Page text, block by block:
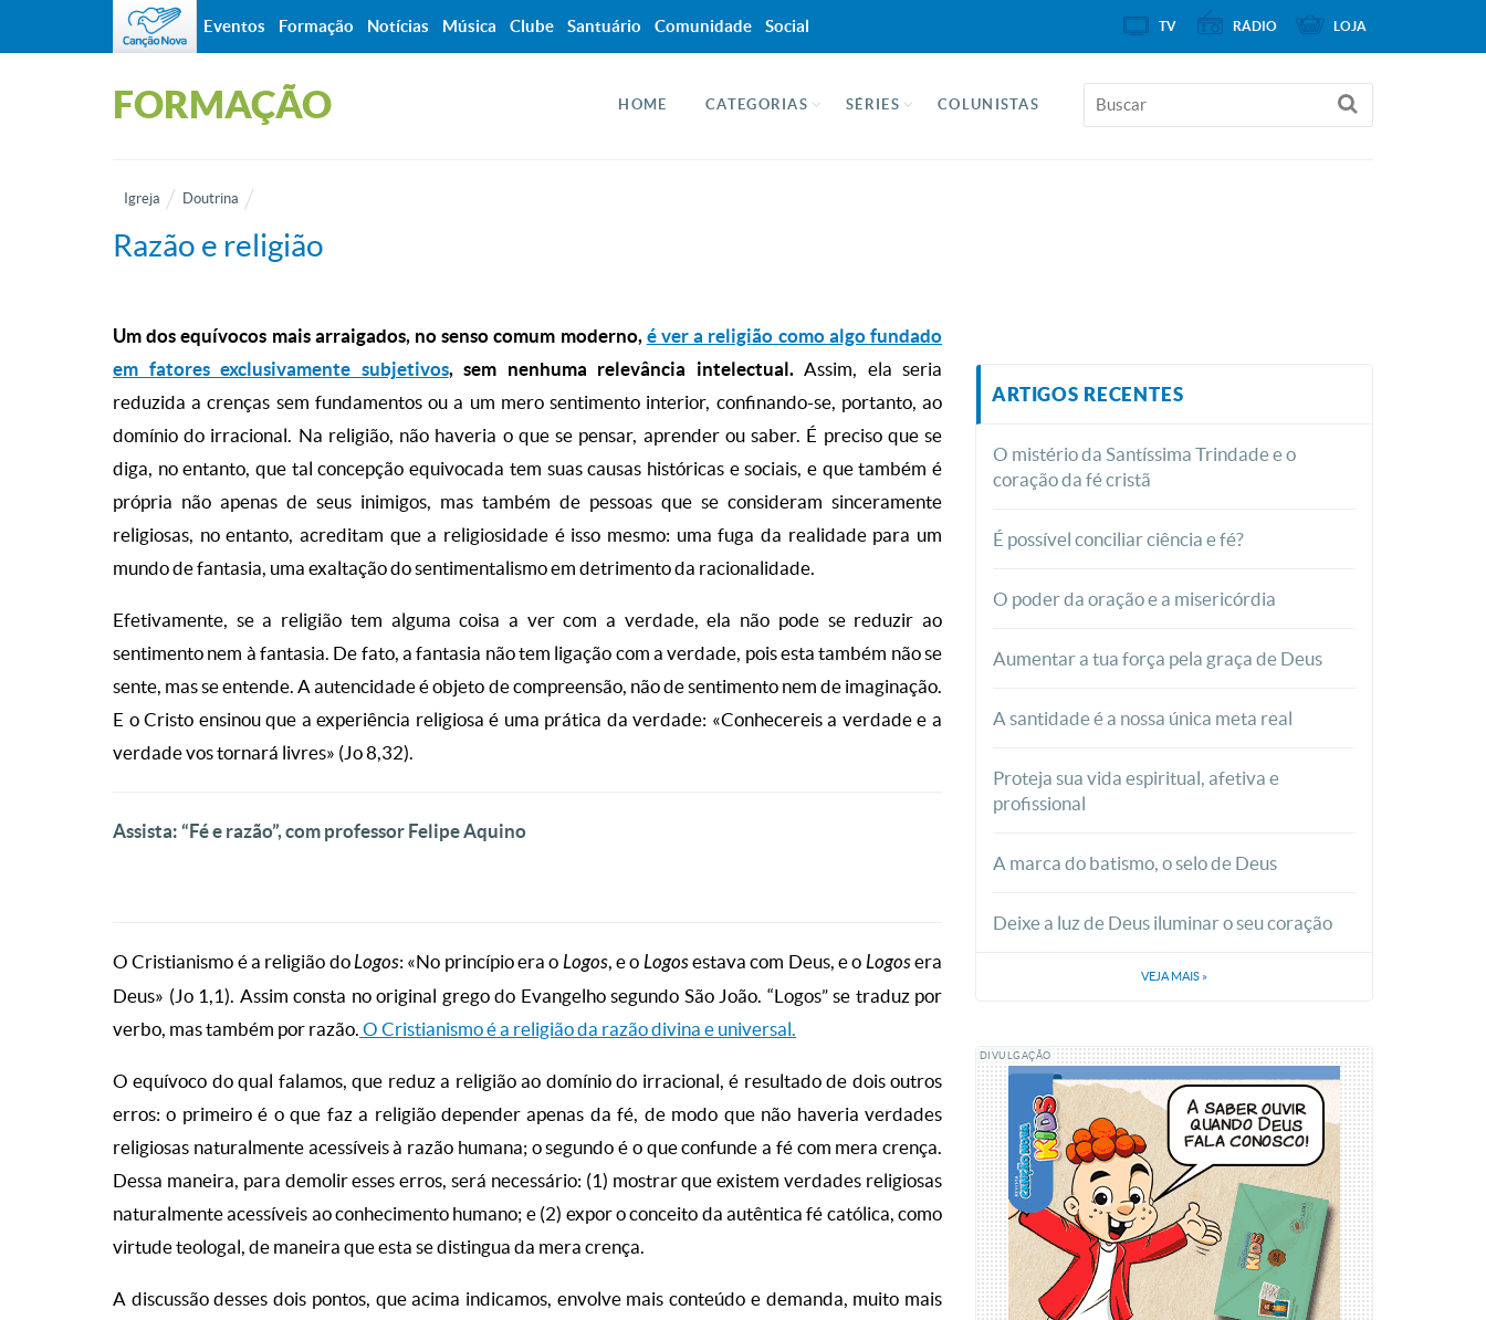
FORMAÇÃO HOME CATEGORIAS SÉRIES COLUNISTAS
Igreja Doutrina
Razão e religião
Um dos equívocos mais arraigados, no senso comum moderno, é ver a religião como algo fundado
em fatores exclusivamente subjetivos, sem nenhuma relevância intelectual.Assim, ela seria
reduzida a crenças sem fundamentos ou a um mero sentimento interior, confinando-se, portanto, ao
domínio do irracional. Na religião, não haveria o que se pensar, aprender ou saber. É preciso que se
diga, no entanto, que tal concepção equivocada tem suas causas históricas e sociais, e que também é
própria não apenas de seus inimigos, mas também de pessoas que se consideram sinceramente
religiosas, no entanto, acreditam que a religiosidade é isso mesmo: uma fuga da realidade para um
mundo de fantasia, uma exaltação do sentimentalismo em detrimento da racionalidade.
Efetivamente, se a religião tem alguma coisa a ver com a verdade, ela não pode se reduzir ao
sentimento nem à fantasia. De fato, a fantasia não tem ligação com a verdade, pois esta também não se
sente, mas se entende. A autencidade é objeto de compreensão, não de sentimento nem de imaginação.
E o Cristo ensinou que a experiência religiosa é uma prática da verdade: «Conhecereis a verdade e a
verdade vos tornará livres» (Jo 8,32).
Assista: “Fé e razão”, com professor Felipe Aquino
O Cristianismo é a religião doLogos: «No princípio era o Logos, e o Logosestava com Deus, e o Logosera
Deus» (Jo 1,1). Assim consta no original grego do Evangelho segundo São João. “Logos” se traduz por
verbo, mas também por razão. O Cristianismo é a religião da razão divina e universal.
O equívoco do qual falamos, que reduz a religião ao domínio do irracional, é resultado de dois outros
erros: o primeiro é o que faz a religião depender apenas da fé, de modo que não haveria verdades
religiosas naturalmente acessíveis à razão humana; o segundo é o que confunde a fé com mera crença.
Dessa maneira, para demolir esses erros, será necessário: (1) mostrar que existem verdades religiosas
naturalmente acessíveis ao conhecimento humano; e (2) expor o conceito da autêntica fé católica, como
virtude teologal, de maneira que esta se distingua da mera crença.
A discussão desses dois pontos, que acima indicamos, envolve mais conteúdo e demanda, muito mais
ARTIGOS RECENTES
O mistério da Santíssima Trindade e o
coração da fé cristã
É possível conciliar ciência e fé?
O poder da oração e a misericórdia
Aumentar a tua força pela graça de Deus
A santidade é a nossa única meta real
Proteja sua vida espiritual, afetiva e
profissional
A marca do batismo, o selo de Deus
Deixe a luz de Deus iluminar o seu coração
VEJA MAIS »
DIVULGAÇÃO
Eventos Formação Notícias Música Clube Santuário Comunidade Social TV RÁDIO LOJA